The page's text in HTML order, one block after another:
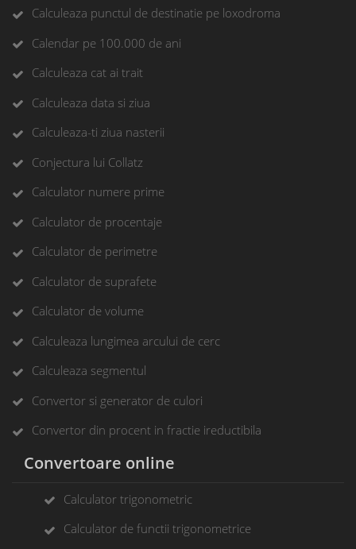
Calculeaza punctul de destinatie pe loxodroma
Calendar pe 100.000 de ani
Calculeaza cat ai trait
Calculeaza data si ziua
Calculeaza-ti ziua nasterii
Conjectura lui Collatz
Calculator numere prime
Calculator de procentaje
Calculator de perimetre
Calculator de suprafete
Calculator de volume
Calculeaza lungimea arcului de cerc
Calculeaza segmentul
Convertor si generator de culori
Convertor din procent in fractie ireductibila
Convertoare online
Calculator trigonometric
Calculator de functii trigonometrice